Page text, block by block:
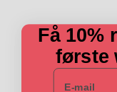
Få 10%
første
E-mail